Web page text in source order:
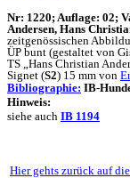
Nr: 1220; Auflage: 02;
Andersen, Hans
zeitgenössischen
ÜP bunt (gestaltet von
TS „Hans Christian
Signet (S2) 15 mm von
Bibliographie: IB-
Hinweis:
siehe auch IB 1194
Hier gehts zurück auf